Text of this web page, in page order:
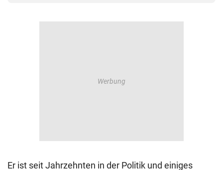
Er ist seit Jahrzehnten in der Politik und einiges